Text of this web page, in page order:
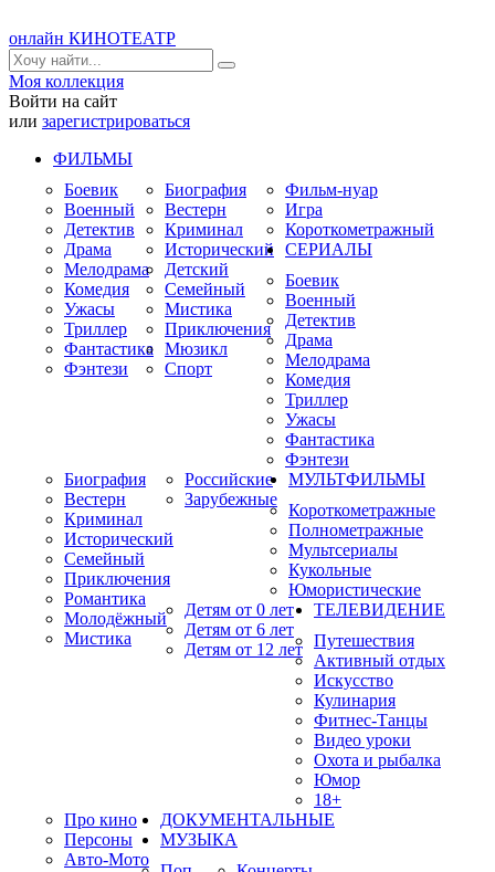
онлайн КИНОТЕАТР
Моя коллекция
Войти на сайт
или зарегистрироваться
ФИЛЬМЫ
Боевик
Военный
Детектив
Драма
Мелодрама
Комедия
Ужасы
Триллер
Фантастика
Фэнтези
Биография
Вестерн
Криминал
Исторический
Детский
Семейный
Мистика
Приключения
Мюзикл
Спорт
Фильм-нуар
Игра
Короткометражный
СЕРИАЛЫ
Боевик
Военный
Детектив
Драма
Мелодрама
Комедия
Триллер
Ужасы
Фантастика
Фэнтези
Биография
Вестерн
Криминал
Исторический
Семейный
Приключения
Романтика
Молодёжный
Мистика
Российские
Зарубежные
МУЛЬТФИЛЬМЫ
Короткометражные
Полнометражные
Мультсериалы
Кукольные
Юмористические
Детям от 0 лет
Детям от 6 лет
Детям от 12 лет
ТЕЛЕВИДЕНИЕ
Путешествия
Активный отдых
Искусство
Кулинария
Фитнес-Танцы
Видео уроки
Охота и рыбалка
Юмор
18+
Про кино
Персоны
Авто-Мото
ДОКУМЕНТАЛЬНЫЕ
МУЗЫКА